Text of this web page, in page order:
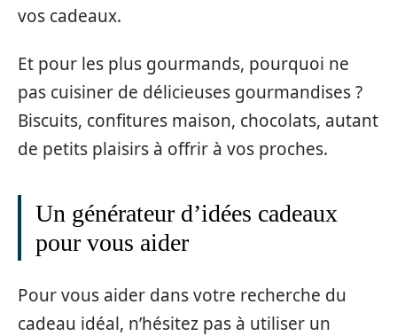
vos cadeaux.
Et pour les plus gourmands, pourquoi ne
pas cuisiner de délicieuses gourmandises ?
Biscuits, confitures maison, chocolats, autant
de petits plaisirs à offrir à vos proches.
Un générateur d’idées cadeaux
pour vous aider
Pour vous aider dans votre recherche du
cadeau idéal, n’hésitez pas à utiliser un